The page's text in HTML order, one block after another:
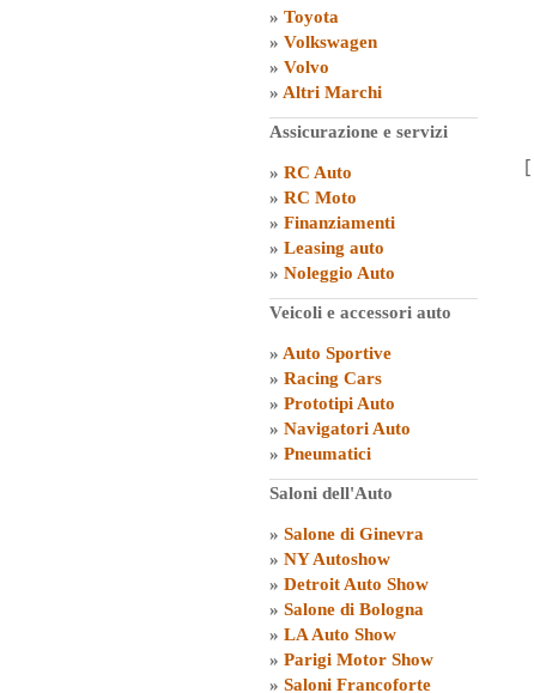
» Toyota
» Volkswagen
» Volvo
» Altri Marchi
Assicurazione e servizi
» RC Auto
» RC Moto
» Finanziamenti
» Leasing auto
» Noleggio Auto
Veicoli e accessori auto
» Auto Sportive
» Racing Cars
» Prototipi Auto
» Navigatori Auto
» Pneumatici
Saloni dell'Auto
» Salone di Ginevra
» NY Autoshow
» Detroit Auto Show
» Salone di Bologna
» LA Auto Show
» Parigi Motor Show
» Saloni Francoforte
[